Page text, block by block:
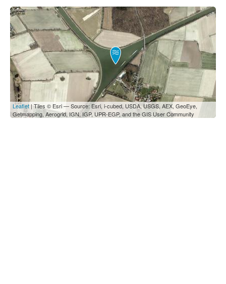
Leaflet | Tiles © Esri — Source: Esri, i-cubed, USDA, USGS, AEX, GeoEye,
Getmapping, Aerogrid, IGN, IGP, UPR-EGP, and the GIS User Community